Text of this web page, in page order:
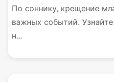
По соннику, крещение
важных событий.
н...